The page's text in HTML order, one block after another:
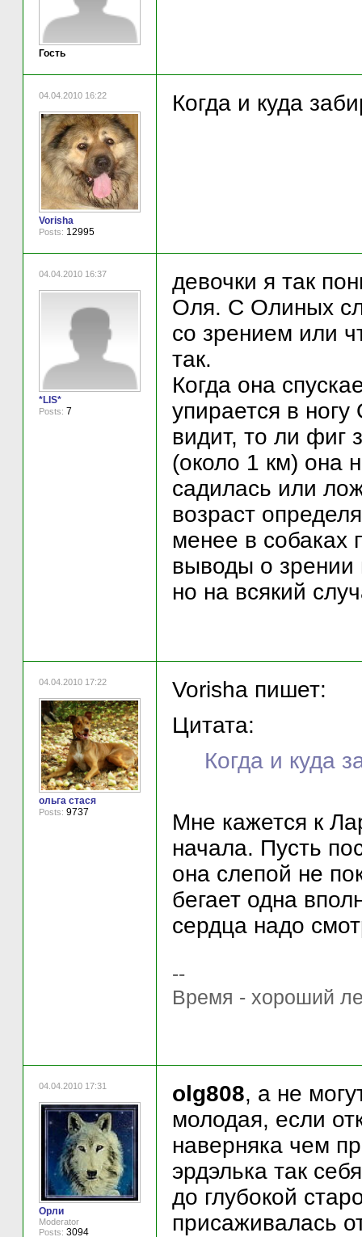
Гость
04.04.2010 16:22
Vorisha
Posts: 12995
Когда и куда
04.04.2010 16:37
*LIS*
Posts: 7
девочки я так
Оля. С Олиных
со зрением или
так.
Когда она
упирается в
видит, то ли фиг
(около 1 км) она
садилась или
возраст
менее в собаках
выводы о зрении
но на всякий
04.04.2010 17:22
ольга стася
Posts: 9737
Vorisha пишет:
Цитата:
Когда и куда
Мне кажется к
начала. Пусть
она слепой не
бегает одна
сердца надо
--
Время - хороший
04.04.2010 17:31
Орли
Moderator
Posts: 3094
olg808, а не
молодая, если
наверняка чем
эрдэлька так
до глубокой
присаживалась